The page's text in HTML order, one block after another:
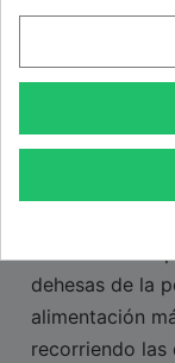
cebo de
El jamón
dehesas de la
alimentación
recorriendo las